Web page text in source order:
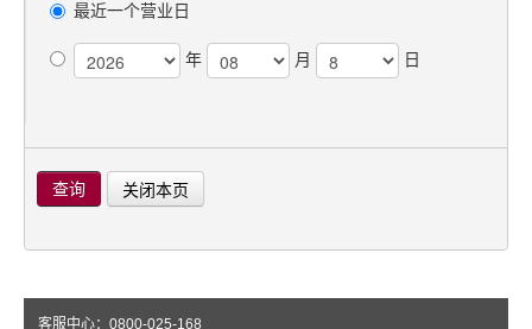
最近一个营业日
年 月 日
查询 关闭本页
客服中心：0800-025-168